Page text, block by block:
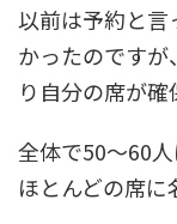
以前は予約と言
かったのですが
り自分の席が確
全体で50～60
ほとんどの席に